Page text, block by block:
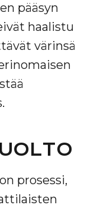
pääsyn
haalistu
värinsä
prosessi,